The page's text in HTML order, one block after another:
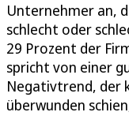
Unternehmer an,
schlecht oder
29 Prozent der
spricht von einer
Negativtrend, der
überwunden